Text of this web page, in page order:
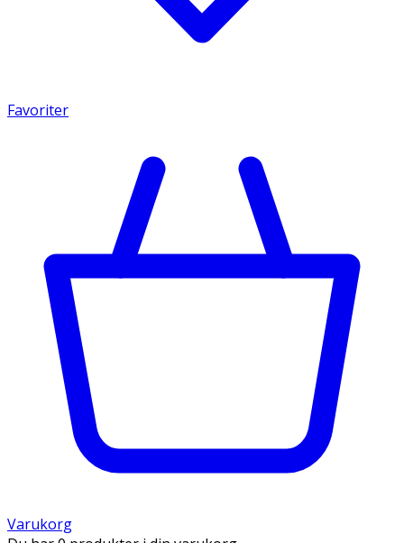
Favoriter
Varukorg